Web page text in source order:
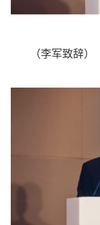
（李军致辞）